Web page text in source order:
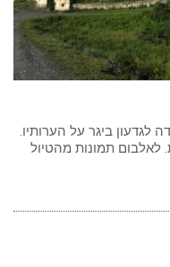
חסקין; עדכון: ‏15-05-2020 תודה לגדעון ביגר על הערותיו.
לאלבום תמונות מהטיול